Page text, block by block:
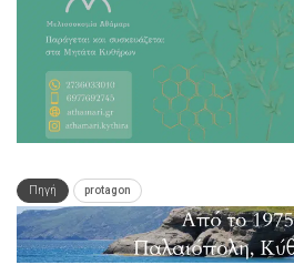
Πηγή protagon